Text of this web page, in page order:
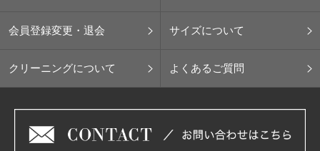
会員登録変更・退会 サイズについて
クリーニングについて よくあるご質問